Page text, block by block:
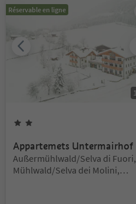
Réservable en ligne
1
Appartemets Untermairhof
Emplacement:
Außermühlwald/Selva di Fuori,
Mühlwald/Selva dei Molini,